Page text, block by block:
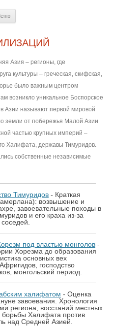
Азия – регионы, где
культуры – греческая, скифская,
было важным центром
возникло уникальное Боспорское
Азии называют первой мировой
земли от побережья Малой Азии
частью крупных империй –
Халифата, державы Тимуридов.
собственные независимые
Тимуридов - Краткая
возвышение и
завоевательные походы в
и его краха из-за
под властью монголов -
Хорезма до образования
основных вех
господство
монгольский период.
халифатом - Оценка
завоевания. Хронология
региона, восстаний местных
борьбы Халифата против
над Средней Азией.